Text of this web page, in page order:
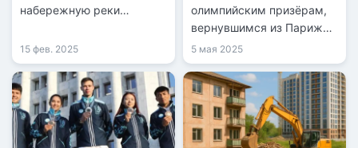
набережную реки
15 фев. 2025
олимпийским призёрам,
вернувшимся из Парижа,
вручил заместитель
акима Алматы Бейбут
Шаханов.
5 мая 2025